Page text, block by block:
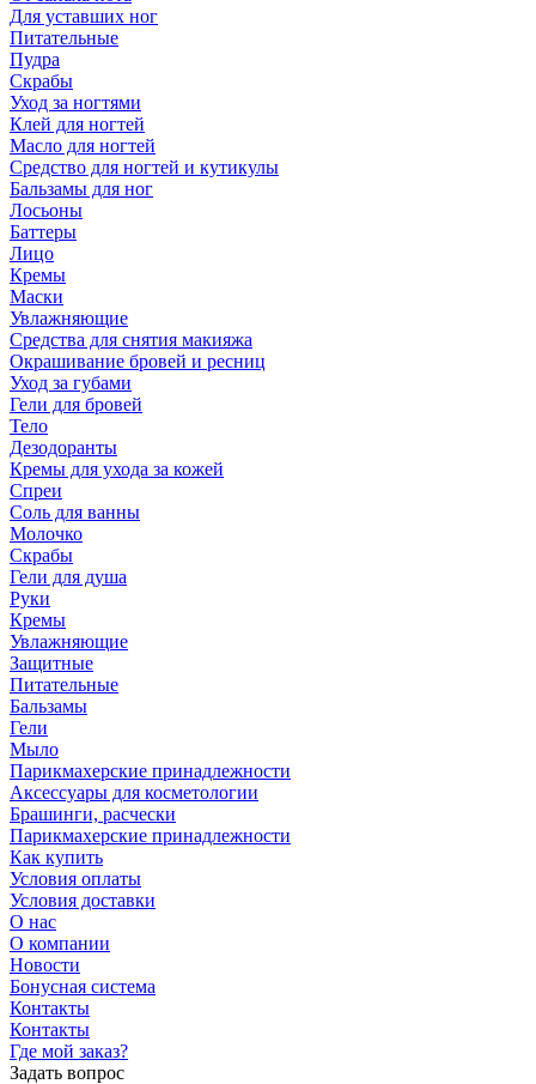
Для уставших ног
Питательные
Пудра
Скрабы
Уход за ногтями
Клей для ногтей
Масло для ногтей
Средство для ногтей и кутикулы
Бальзамы для ног
Лосьоны
Баттеры
Лицо
Кремы
Маски
Увлажняющие
Средства для снятия макияжа
Окрашивание бровей и ресниц
Уход за губами
Гели для бровей
Тело
Дезодоранты
Кремы для ухода за кожей
Спреи
Соль для ванны
Молочко
Скрабы
Гели для душа
Руки
Кремы
Увлажняющие
Защитные
Питательные
Бальзамы
Гели
Мыло
Парикмахерские принадлежности
Аксессуары для косметологии
Брашинги, расчески
Парикмахерские принадлежности
Как купить
Условия оплаты
Условия доставки
О нас
О компании
Новости
Бонусная система
Контакты
Контакты
Где мой заказ?
Задать вопрос